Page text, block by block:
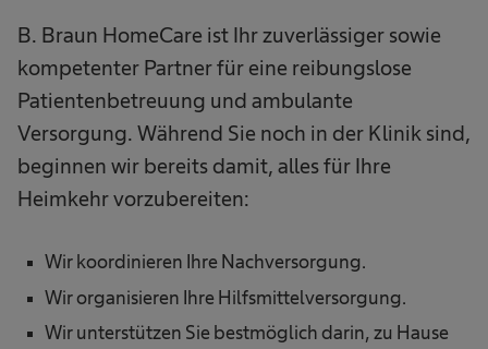
B. Braun HomeCare ist Ihr zuverlässiger sowie
kompetenter Partner für eine reibungslose
Patientenbetreuung und ambulante
Versorgung. Während Sie noch in der Klinik sind,
beginnen wir bereits damit, alles für Ihre
Heimkehr vorzubereiten:
Wir koordinieren Ihre Nachversorgung.
Wir organisieren Ihre Hilfsmittelversorgung.
Wir unterstützen Sie bestmöglich darin, zu Hause